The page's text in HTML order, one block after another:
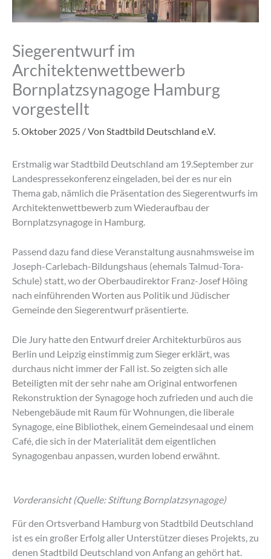
Siegerentwurf im
Architektenwettbewerb
Bornplatzsynagoge Hamburg
vorgestellt
5. Oktober 2025 / Von Stadtbild Deutschland e.V.
Erstmalig war Stadtbild Deutschland am 19.September zur
Landespressekonferenz eingeladen, bei der es nur ein
Thema gab, nämlich die Präsentation des Siegerentwurfs im
Architektenwettbewerb zum Wiederaufbau der
Bornplatzsynagoge in Hamburg.
Passend dazu fand diese Veranstaltung ausnahmsweise im
Joseph-Carlebach-Bildungshaus (ehemals Talmud-Tora-
Schule) statt, wo der Oberbaudirektor Franz-Josef Höing
nach einführenden Worten aus Politik und Jüdischer
Gemeinde den Siegerentwurf präsentierte.
Die Jury hatte den Entwurf dreier Architekturbüros aus
Berlin und Leipzig einstimmig zum Sieger erklärt, was
durchaus nicht immer der Fall ist. So zeigten sich alle
Beteiligten mit der sehr nahe am Original entworfenen
Rekonstruktion der Synagoge hoch zufrieden und auch die
Nebengebäude mit Raum für Wohnungen, die liberale
Synagoge, eine Bibliothek, einem Gemeindesaal und einem
Café, die sich in der Materialität dem eigentlichen
Synagogenbau anpassen, wurden lobend erwähnt.
Vorderansicht (Quelle: Stiftung Bornplatzsynagoge)
Für den Ortsverband Hamburg von Stadtbild Deutschland
ist es ein großer Erfolg aller Unterstützer dieses Projekts, zu
denen Stadtbild Deutschland von Anfang an gehört hat.